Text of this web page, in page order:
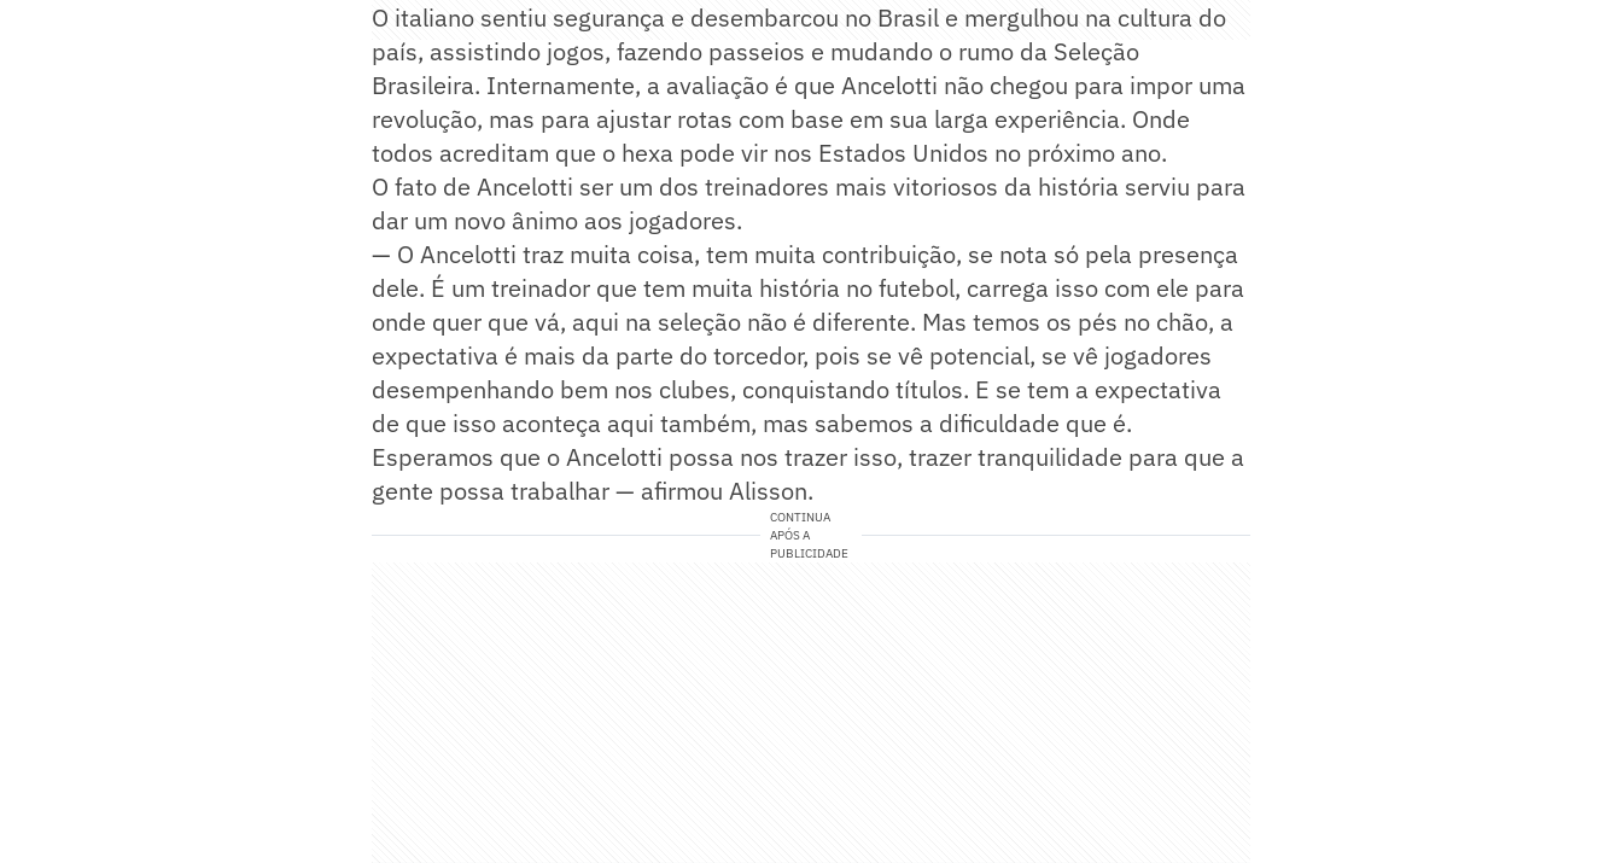
O italiano sentiu segurança e desembarcou no Brasil e mergulhou na cultura do
país, assistindo jogos, fazendo passeios e mudando o rumo da Seleção
Brasileira. Internamente, a avaliação é que Ancelotti não chegou para impor uma
revolução, mas para ajustar rotas com base em sua larga experiência. Onde
todos acreditam que o hexa pode vir nos Estados Unidos no próximo ano.
O fato de Ancelotti ser um dos treinadores mais vitoriosos da história serviu para
dar um novo ânimo aos jogadores.
— O Ancelotti traz muita coisa, tem muita contribuição, se nota só pela presença
dele. É um treinador que tem muita história no futebol, carrega isso com ele para
onde quer que vá, aqui na seleção não é diferente. Mas temos os pés no chão, a
expectativa é mais da parte do torcedor, pois se vê potencial, se vê jogadores
desempenhando bem nos clubes, conquistando títulos. E se tem a expectativa
de que isso aconteça aqui também, mas sabemos a dificuldade que é.
Esperamos que o Ancelotti possa nos trazer isso, trazer tranquilidade para que a
gente possa trabalhar — afirmou Alisson.
CONTINUA
APÓS A
PUBLICIDADE